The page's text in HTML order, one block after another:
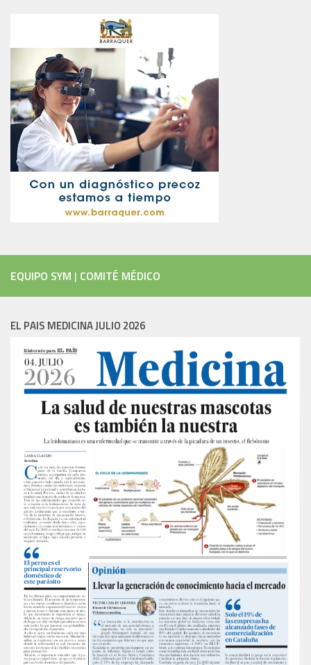
EQUIPO SYM | COMITÉ MÉDICO
EL PAIS MEDICINA JULIO 2026